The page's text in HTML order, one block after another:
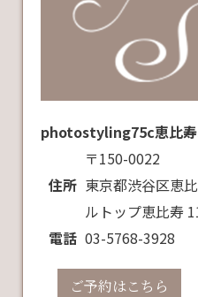
photostyling75c恵比
住所
〒150-0022
東京都渋谷区恵
ルトップ恵比寿
電話 03-5768-3928
ご予約はこちら